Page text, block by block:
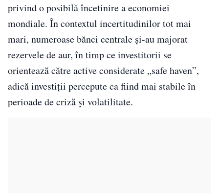
privind o posibilă încetinire a economiei
mondiale. În contextul incertitudinilor tot mai
mari, numeroase bănci centrale și-au majorat
rezervele de aur, în timp ce investitorii se
orientează către active considerate „safe haven”,
adică investiții percepute ca fiind mai stabile în
perioade de criză și volatilitate.